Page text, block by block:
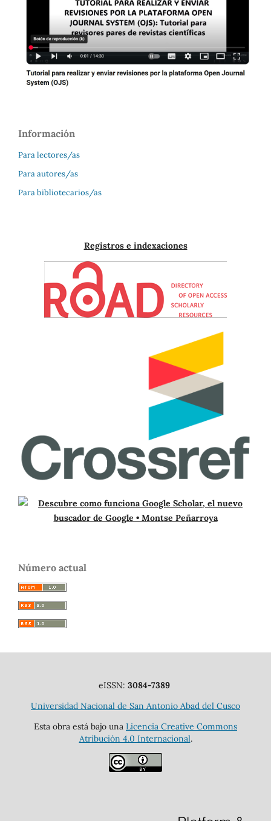
Información
Para lectores/as
Para autores/as
Para bibliotecarios/as
Registros e indexaciones
Número actual
eISSN: 3084-7389
Universidad Nacional de San Antonio Abad del Cusco
Esta obra está bajo una Licencia Creative Commons
Atribución 4.0 Internacional.